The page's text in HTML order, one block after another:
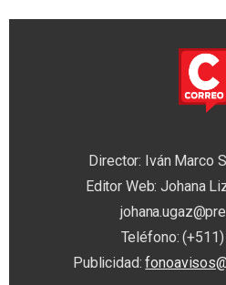
Director: Iván Marco
Editor Web: Johana
Teléfono:
Publicidad: